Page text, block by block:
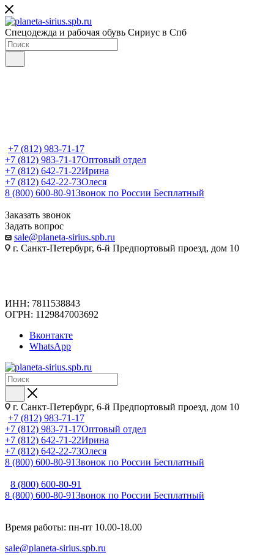
Спецодежда и рабочая обувь Сириус в Спб
+7 (812) 983-71-17
+7 (812) 983-71-17Оптовый отдел
+7 (812) 642-71-22Ирина
+7 (812) 642-22-73Олеся
8 (800) 600-80-91Звонок по России Бесплатный
Заказать звонок
Задать вопрос
sale@planeta-sirius.spb.ru
г. Санкт-Петербург, 6-й Предпортовый проезд, дом 10
ИНН: 7811538843
ОГРН: 1129847003692
Вконтакте
WhatsApp
г. Санкт-Петербург, 6-й Предпортовый проезд, дом 10
+7 (812) 983-71-17
+7 (812) 983-71-17Оптовый отдел
+7 (812) 642-71-22Ирина
+7 (812) 642-22-73Олеся
8 (800) 600-80-91Звонок по России Бесплатный
8 (800) 600-80-91
8 (800) 600-80-91Звонок по России Бесплатный
Время работы: пн-пт 10.00-18.00
sale@planeta-sirius.spb.ru